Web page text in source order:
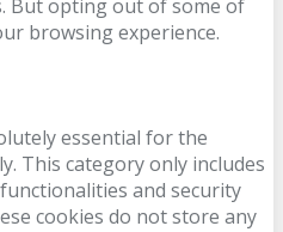
But opting out of some of
browsing experience.
essential for the
This category only includes
and security
cookies do not store any